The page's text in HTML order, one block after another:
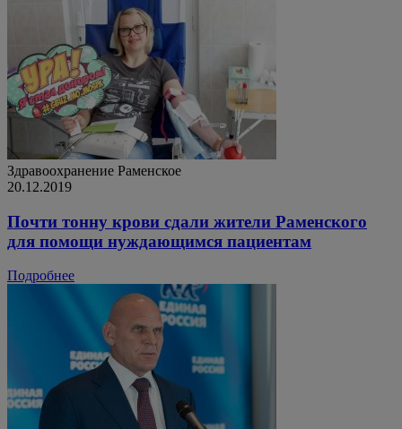
Здравоохранение Раменское
20.12.2019
Почти тонну крови сдали жители Раменского
для помощи нуждающимся пациентам
Подробнее